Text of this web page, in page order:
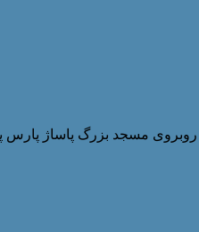
روبروی مسجد بزرگ پاساژ پارس